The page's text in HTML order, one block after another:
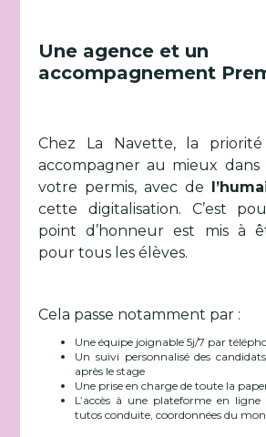
Une agence et un
accompagnement
Chez La Navette, la
accompagner au mieux dans
votre permis, avec de
cette digitalisation. C’est
point d’honneur est mis à
pour tous les élèves.
Cela passe notamment par :
Une équipe joignable 5j/7 par
Un suivi personnalisé des
après le stage
Une prise en charge de toute la
L’accès à une plateforme en
tutos conduite, coordonnées du